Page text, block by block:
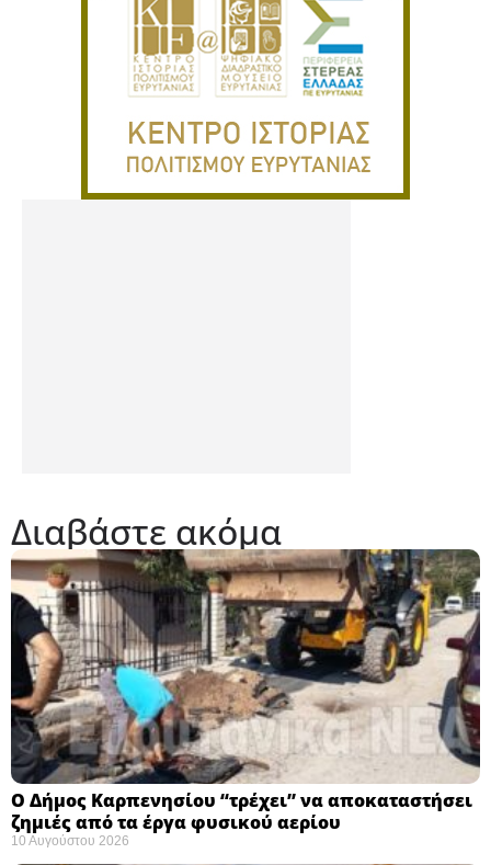
Διαβάστε ακόμα
Ο Δήμος Καρπενησίου “τρέχει” να αποκαταστήσει
ζημιές από τα έργα φυσικού αερίου
10 Αυγούστου 2026